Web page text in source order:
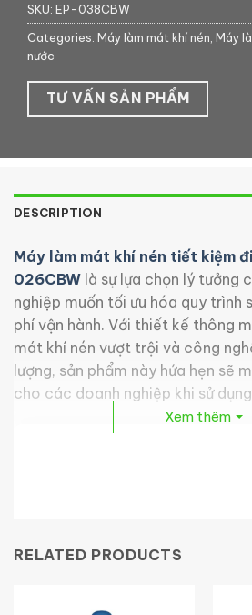
SKU: EP-038CBW
Categories: Máy làm mát khí nén Máy
nước
TƯ VẤN SẢN PHẨM
DESCRIPTION
Máy làm mát khí nén tiết kiệm
026CBW là sự lựa chọn lý tưởng
nghiệp muốn tối ưu hóa quy trình
phí vận hành. Với thiết kế thông
mát khí nén vượt trội và công
lượng, sản phẩm này hứa hẹn sẽ
cho các doanh nghiệp khi sử
Xem thêm
RELATED PRODUCTS